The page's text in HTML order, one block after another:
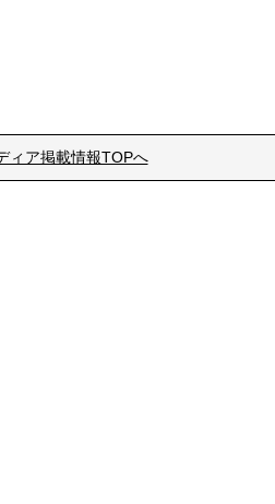
ィア掲載情報TOPへ